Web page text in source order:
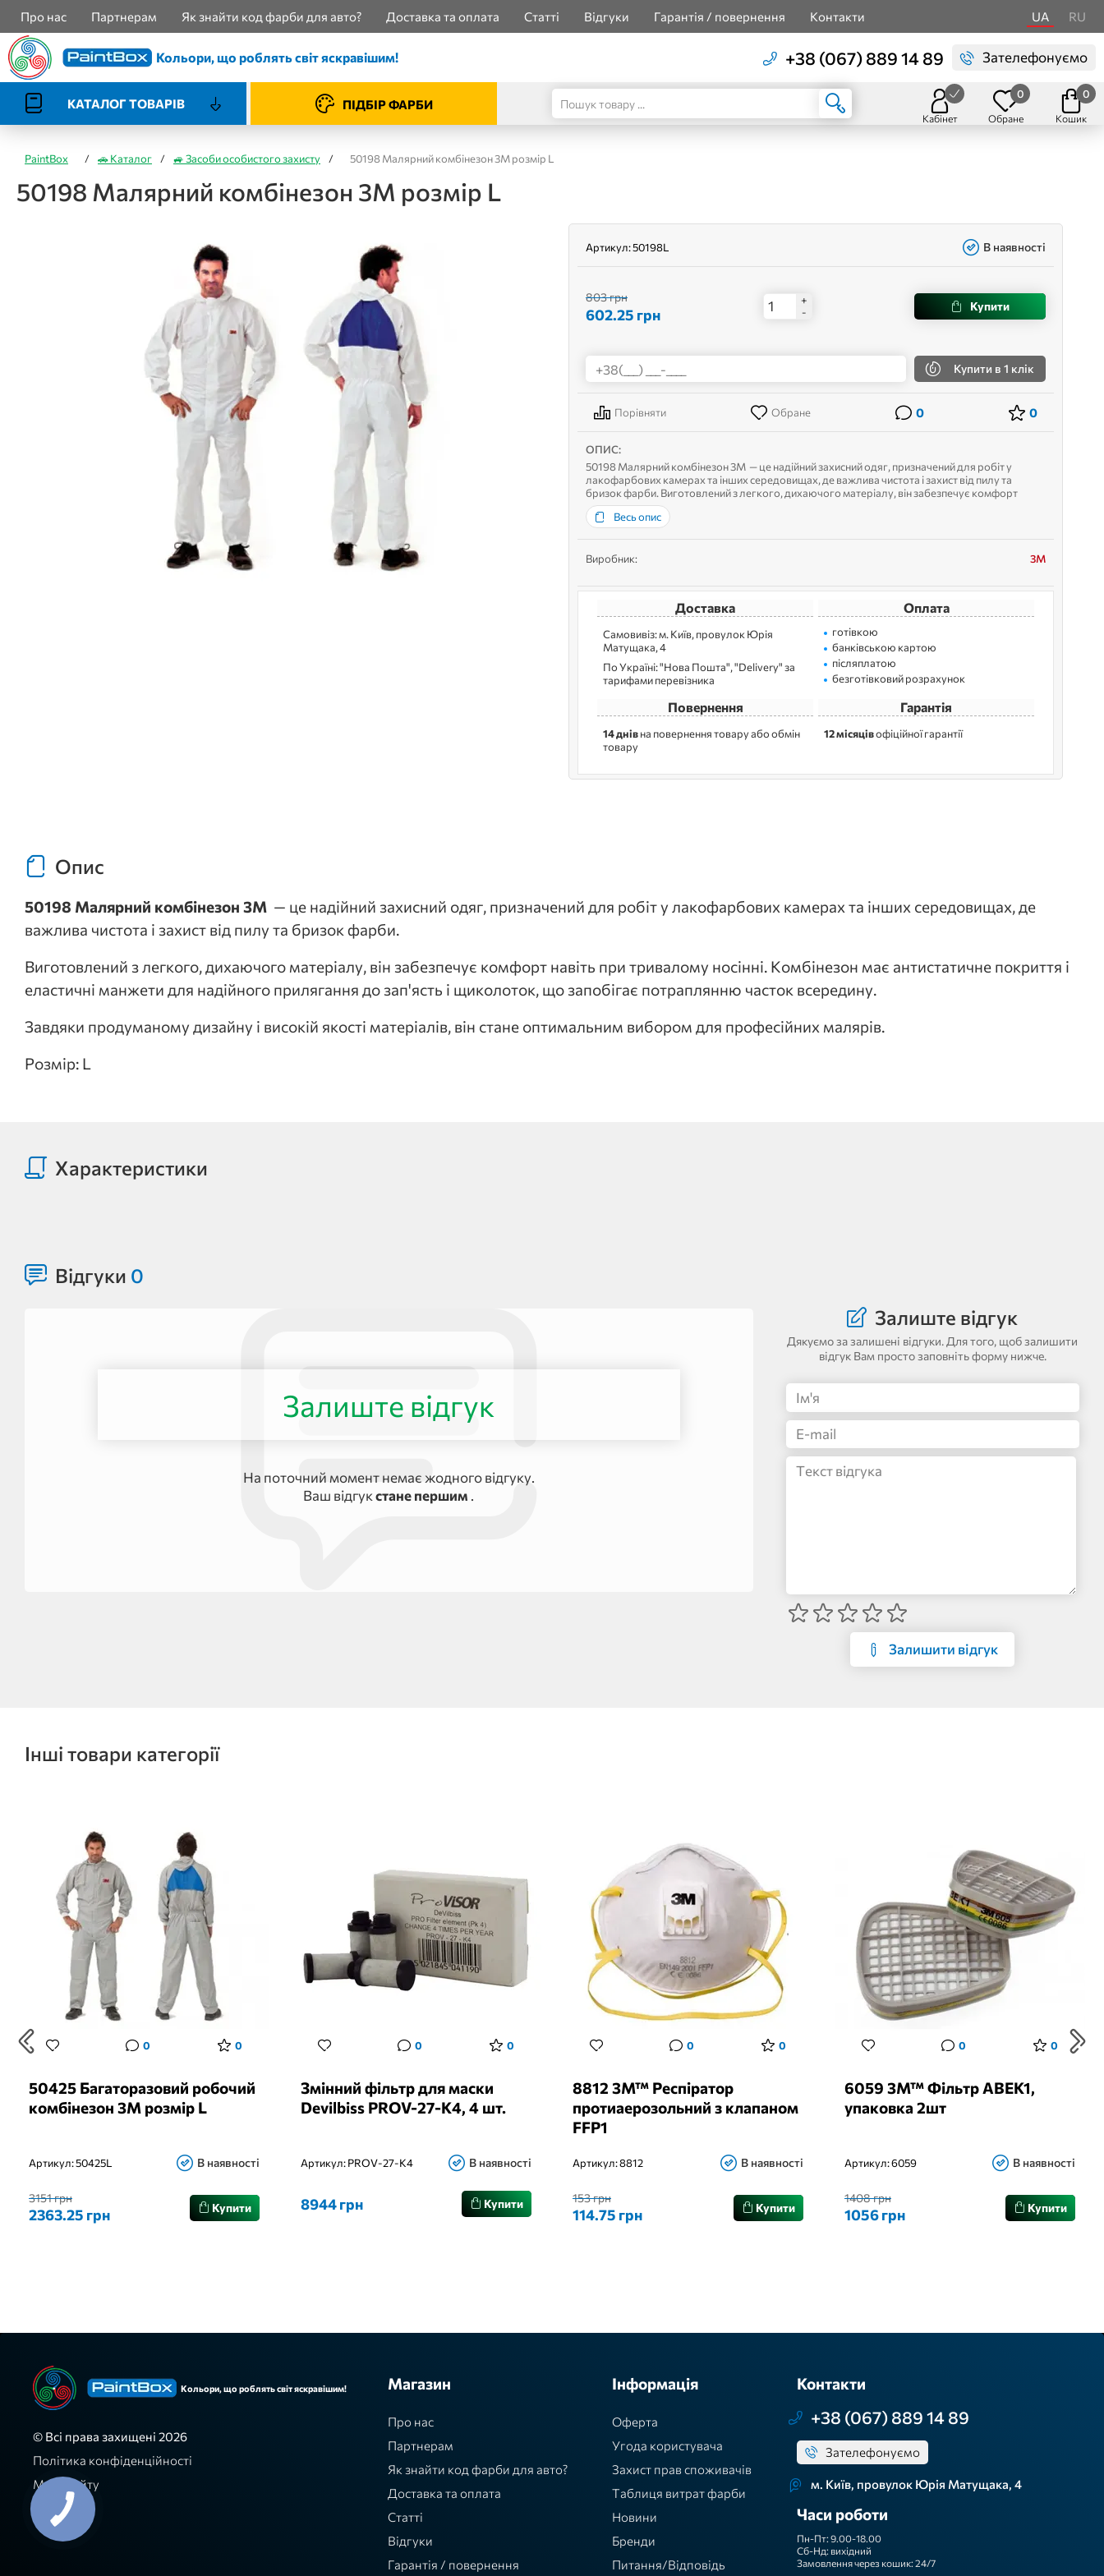
Про нас Партнерам Як знайти код фарби для авто? Доставка та оплата Статті Відгуки Гарантія / повернення Контакти UA RU
Кольори, що роблять світ яскравішим! +38 (067) 889 14 89 Зателефонуємо
КАТАЛОГ ТОВАРІВ ПІДБІР ФАРБИ
Кабінет Обране
0
Кошик
0
PaintBox / 🚗 Каталог / 🚙 Засоби особистого захисту / 50198 Малярний комбінезон 3М розмір L
50198 Малярний комбінезон 3М розмір L
Артикул:50198L В наявності
803 грн
602.25 грн
+
-
Купити
Купити в 1 клік
Порівняти Обране 0 0
ОПИС:
50198 Малярний комбінезон 3M — це надійний захисний одяг, призначений для робіт у
лакофарбових камерах та інших середовищах, де важлива чистота і захист від пилу та
бризок фарби. Виготовлений з легкого, дихаючого матеріалу, він забезпечує комфорт
навіть при тривалому носінні. Комбінезон...
Весь опис
Виробник: 3M
Доставка
Самовивіз: м. Kиїв, провулок Юрія
Матущака, 4
По Україні: "Нова Пошта", "Delivery" за
тарифами перевізника
Оплата
готівкою
банківською картою
післяплатою
безготівковий розрахунок
Повернення
14 днівна повернення товару або обмін
товару
Гарантія
12 місяцівофіційної гарантії
Опис
50198 Малярний комбінезон 3M — це надійний захисний одяг, призначений для робіт у лакофарбових камерах та інших середовищах, де
важлива чистота і захист від пилу та бризок фарби.
Виготовлений з легкого, дихаючого матеріалу, він забезпечує комфорт навіть при тривалому носінні. Комбінезон має антистатичне покриття і
еластичні манжети для надійного прилягання до зап'ясть і щиколоток, що запобігає потраплянню часток всередину.
Завдяки продуманому дизайну і високій якості матеріалів, він стане оптимальним вибором для професійних малярів.
Розмір: L
Характеристики
Відгуки 0
Залиште відгук
На поточний момент немає жодного відгуку.
Ваш відгукстане першим .
Залиште відгук
Дякуємо за залишені відгуки. Для того, щоб залишити
відгук Вам просто заповніть форму нижче.
Залишити відгук
Інші товари категорії
0 0
50425 Багаторазовий робочий
комбінезон 3М розмір L
Артикул:50425L В наявності
3151 грн
2363.25 грн Купити
0 0
Змінний фільтр для маски
Devilbiss PROV-27-K4, 4 шт.
Артикул:PROV-27-K4 В наявності
8944 грн Купити
0 0
8812 3M™ Респіратор
протиаерозольний з клапаном
FFP1
Артикул:8812 В наявності
153 грн
114.75 грн Купити
0 0
6059 3M™ Фільтр ABEK1,
упаковка 2шт
Артикул:6059 В наявності
1408 грн
1056 грн Купити
Кольори, що роблять світ яскравішим!
© Всі права захищені 2026
Політика конфіденційності
Мапа сайту
Магазин
Про нас
Партнерам
Як знайти код фарби для авто?
Доставка та оплата
Статті
Відгуки
Гарантія / повернення
Інформація
Оферта
Угода користувача
Захист прав споживачів
Таблиця витрат фарби
Новини
Бренди
Питання/Відповідь
Контакти
+38 (067) 889 14 89
Зателефонуємо
м. Київ, провулок Юрія Матущака, 4
Часи роботи
Пн-Пт: 9.00-18.00
Сб-Нд: вихідний
Замовлення через кошик: 24/7